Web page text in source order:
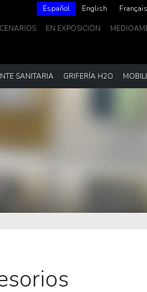
Español English Français
EN EXPOSICIÓN
SANITARIA GRIFERÍA H2O